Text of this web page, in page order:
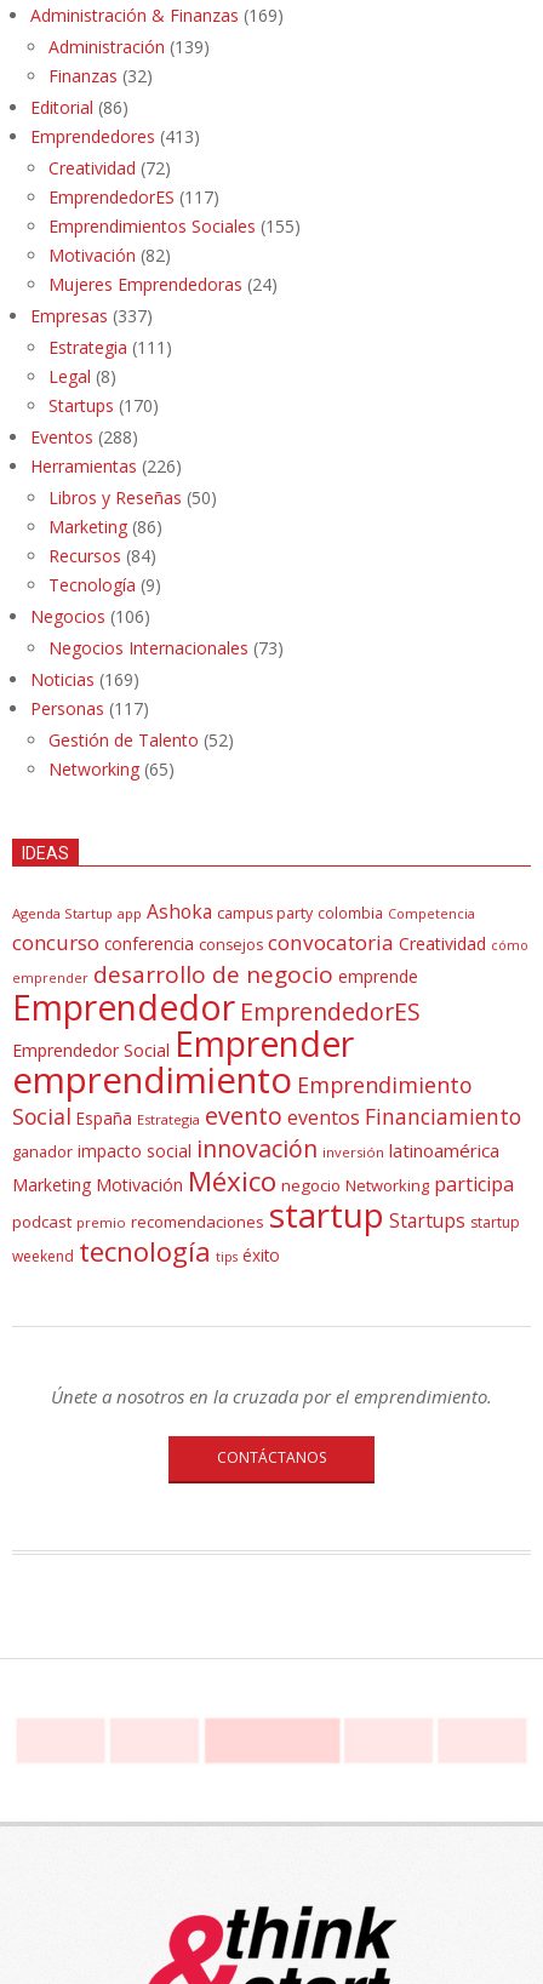
Administración & Finanzas (169)
Administración (139)
Finanzas (32)
Editorial (86)
Emprendedores (413)
Creatividad (72)
EmprendedorES (117)
Emprendimientos Sociales (155)
Motivación (82)
Mujeres Emprendedoras (24)
Empresas (337)
Estrategia (111)
Legal (8)
Startups (170)
Eventos (288)
Herramientas (226)
Libros y Reseñas (50)
Marketing (86)
Recursos (84)
Tecnología (9)
Negocios (106)
Negocios Internacionales (73)
Noticias (169)
Personas (117)
Gestión de Talento (52)
Networking (65)
IDEAS
Agenda Startup app Ashoka campus party colombia Competencia
concurso conferencia consejos convocatoria Creatividad cómo
emprender desarrollo de negocio emprende
Emprendedor EmprendedorES
Emprendedor Social Emprender
emprendimiento Emprendimiento
Social España Estrategia evento eventos Financiamiento
ganador impacto social innovación inversión latinoamérica
Marketing Motivación México negocio Networking participa
podcast premio recomendaciones startup Startups startup
weekend tecnología tips éxito
Únete a nosotros en la cruzada por el emprendimiento.
CONTÁCTANOS